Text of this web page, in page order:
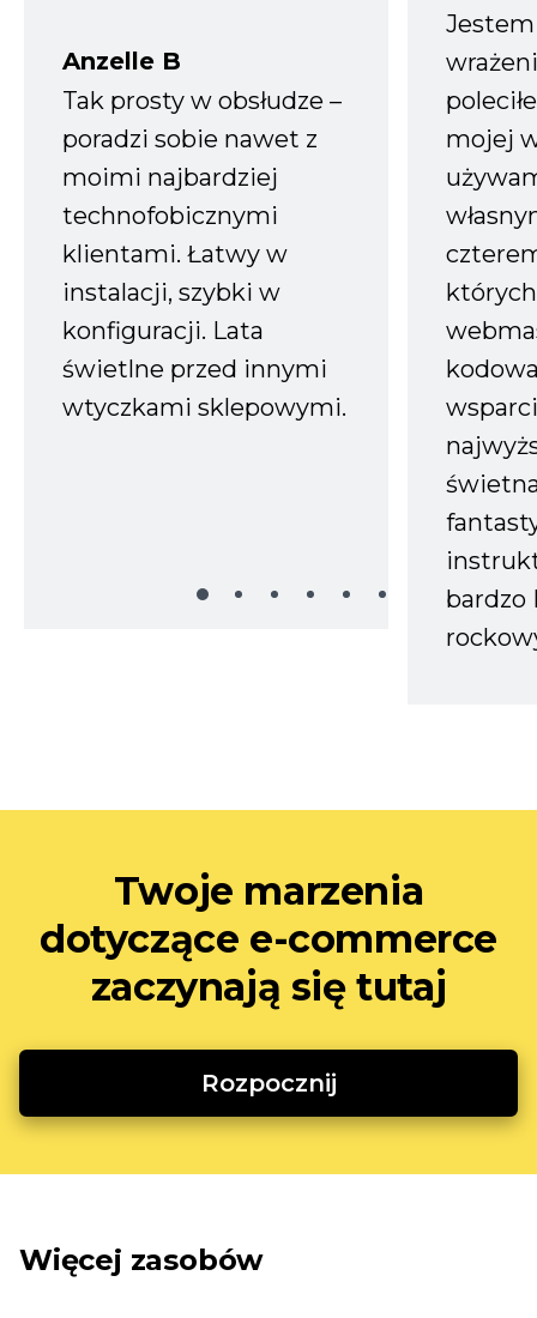
Anzelle B
Tak prosty w obsłudze –
poradzi sobie nawet z
moimi najbardziej
technofobicznymi
klientami. Łatwy w
instalacji, szybki w
konfiguracji. Lata
świetlne przed innymi
wtyczkami sklepowymi.
mojej
bardzo
Twoje marzenia
dotyczące e-commerce
zaczynają się tutaj
Rozpocznij
Więcej zasobów